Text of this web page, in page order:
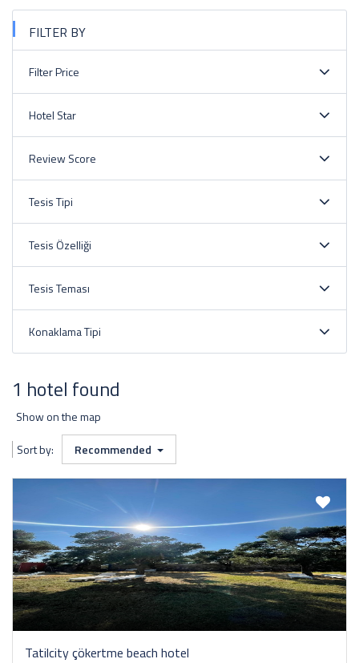
FILTER BY
Filter Price
Hotel Star
Review Score
Tesis Tipi
Tesis Özelliği
Tesis Teması
Konaklama Tipi
1 hotel found
Show on the map
Sort by:
Recommended
Tatilcity çökertme beach hotel